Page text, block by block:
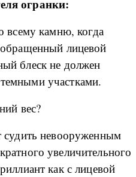
огранки:
всему камню, когда
лицевой
блеск не должен
участками.
вес?
судить невооруженным
увеличительного
как с лицевой